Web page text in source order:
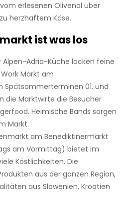
erlesenen Olivenöl über
herzhaftem Käse.
ist was los
Alpen-Adria-Küche locken feine
Markt am
Spätsommerterminen 01. und
die Marktwirte die Besucher
Heimische Bands sorgen
Markt.
am Benediktinermarkt
am Vormittag) bietet im
Köstlichkeiten. Die
aus der ganzen Region,
aus Slowenien, Kroatien